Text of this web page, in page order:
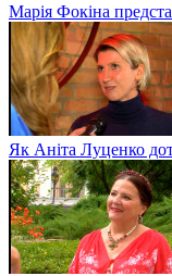
Марія Фокіна
Як Аніта Луценко